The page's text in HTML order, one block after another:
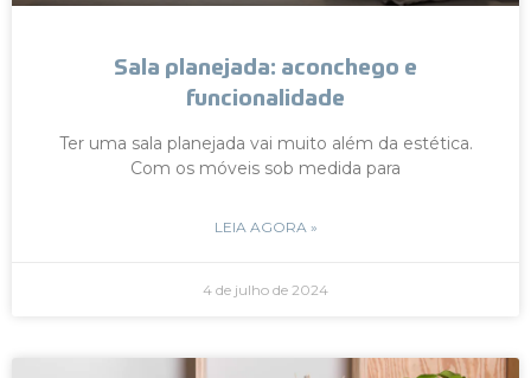
Sala planejada: aconchego e
funcionalidade
Ter uma sala planejada vai muito além da estética.
Com os móveis sob medida para
LEIA AGORA »
4 de julho de 2024